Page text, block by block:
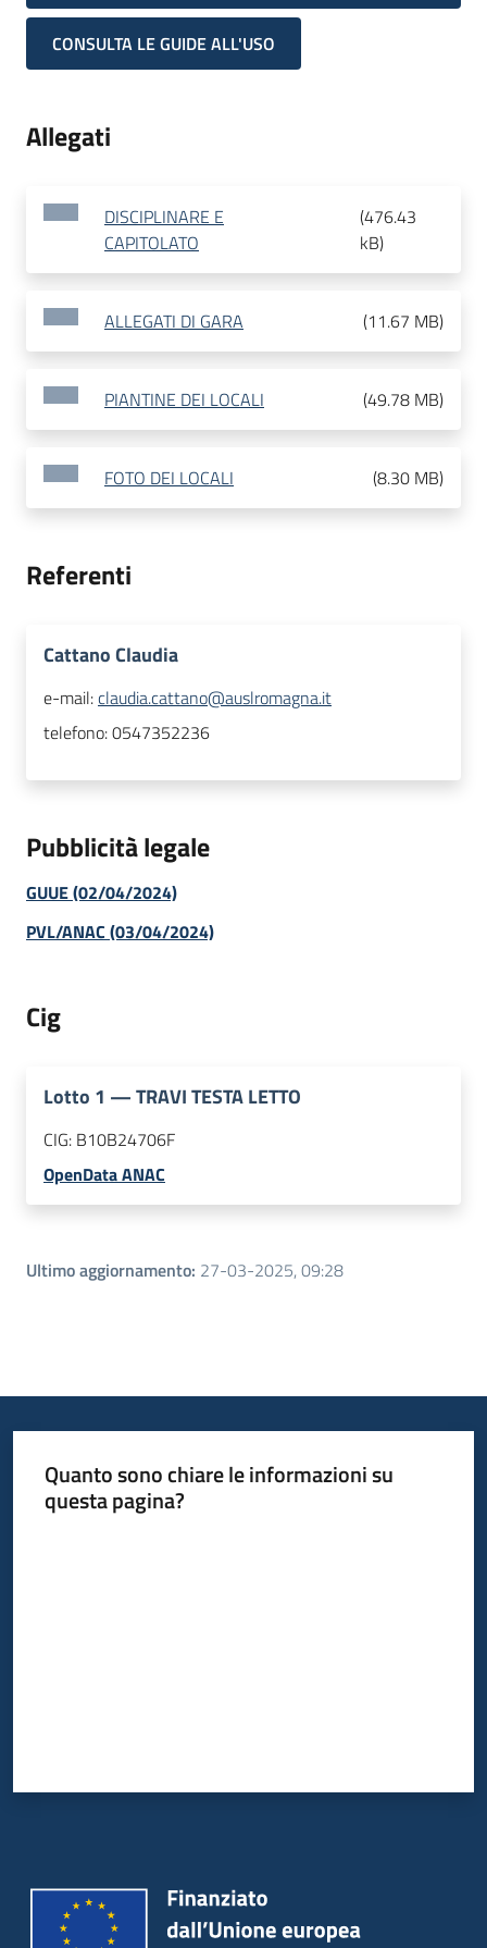
CONSULTA LE GUIDE ALL'USO
Allegati
DISCIPLINARE E
CAPITOLATO
(476.43
kB)
ALLEGATI DI GARA (11.67 MB)
PIANTINE DEI LOCALI (49.78 MB)
FOTO DEI LOCALI (8.30 MB)
Referenti
Cattano Claudia
e-mail:claudia.cattano@auslromagna.it
telefono:0547352236
Pubblicità legale
GUUE (02/04/2024)
PVL/ANAC (03/04/2024)
Cig
Lotto 1 —TRAVI TESTA LETTO
CIG: B10B24706F
OpenData ANAC
Ultimo aggiornamento: 27-03-2025, 09:28
Quanto sono chiare le informazioni su
questa pagina?